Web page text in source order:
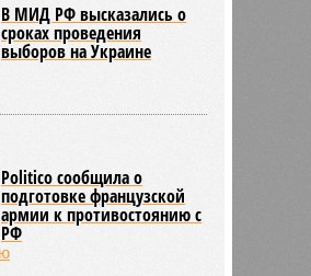
В МИД РФ высказались о
сроках проведения
выборов на Украине
Politico сообщила о
подготовке французской
армии к противостоянию с
РФ